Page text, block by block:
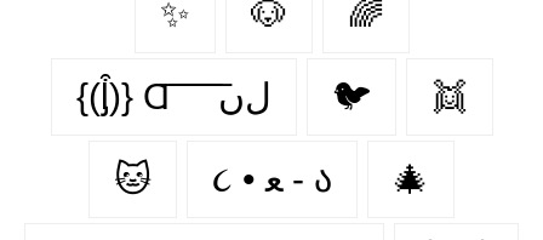
✨ 🐶 🌈
{(ᶅ͒)} Ɑ͞ ͞ ͞ ͞ ͞ ﻝﮞ 🐦‍ 👯‍
🐱 ૮ • ﻌ - ა 🎄